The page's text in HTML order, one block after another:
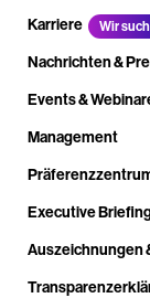
Karriere
Wir
Nachrichten &
Events &
Management
Executive
Auszeichnungen